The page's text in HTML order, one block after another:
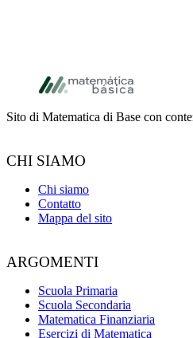
Footer
Sito di Matematica di Base con
CHI SIAMO
Chi siamo
Contatto
Mappa del sito
ARGOMENTI
Scuola Primaria
Scuola Secondaria
Matematica Finanziaria
Esercizi di Matematica